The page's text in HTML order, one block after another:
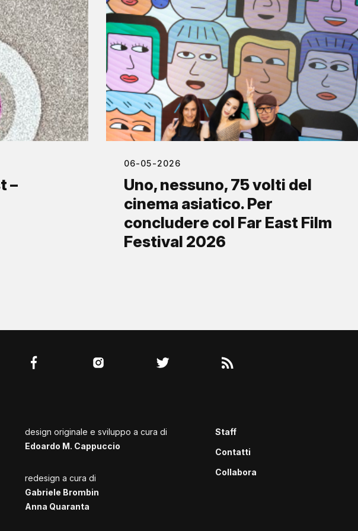
–
06-05-2026
Uno, nessuno, 75 volti del
cinema asiatico. Per
concludere col Far East Film
Festival 2026
design originale e sviluppo a cura di
Edoardo M. Cappuccio
redesign a cura di
Gabriele Brombin
Anna Quaranta
Staff
Contatti
Collabora